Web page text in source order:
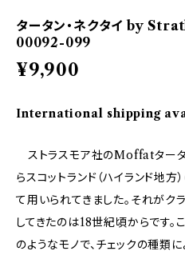
タータン・ネクタイ by
00092-099
¥9,900
International shipping
ストラスモア社のMoffatタータ
らスコットランド（ハイランド地
て用いられてきました。それがク
してきたのは18世紀頃からです
のようなモノで、チェックの種類